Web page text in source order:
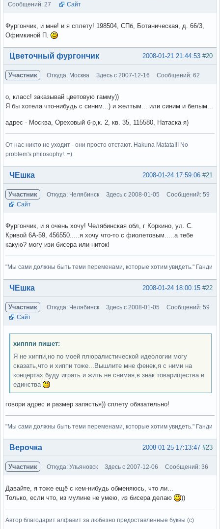
Сообщений: 27
Сайт
Фургончик, и мне! и я сплету! 198504, СПб, Ботаническая, д. 66/3,
Офимкиной П.
Вне форума #20
2008-01-21 21:44:53
Цветочный фургончик
Участник Откуда: Москва Здесь с 2007-12-16 Сообщений: 62
о, класс! заказывай цветовую гамму))
Я бы хотела что-нибудь с синим...) и желтым... или синим и белым...
адрес - Москва, Ореховый б-р,к. 2, кв. 35, 115580, Натаска я)
От нас никто не уходит - они просто отстают. Hakuna Matata!!! No
problem's philosophy!..=)
Вне форума #21
2008-01-24 17:59:06
ЧЕшка
Участник Откуда: Челябинск Здесь с 2008-01-05
Сообщений: 59
Сайт
Фургончик, и я очень хочу! Челябинская обл, г Коркино, ул. С.
Кривой 6А-59, 456550.....я хочу что-то с фиолетовым.....а тебе
какую? могу изи бисера или ниток!
"Мы сами должны быть теми переменами, которые хотим увидеть." Ганди
Вне форума #22
2008-01-24 18:00:15
ЧЕшка
Участник Откуда: Челябинск Здесь с 2008-01-05
Сообщений: 59
Сайт
хипппи пишет:
Я не хиппи,но по моей плюралистической идеологии могу
сказать,что и хиппи тоже...Вышлите мне фенек,я с ними на
концертах буду играть и жить не снимая,в знак товарищества и
единства
говори адрес и размер запястья)) сплету обязательно!
"Мы сами должны быть теми переменами, которые хотим увидеть." Ганди
Вне форума #23
2008-01-25 17:13:47
Верочка
Участник Откуда: Ульяновск Здесь с 2007-12-06 Сообщений: 36
Давайте, я тоже ещё с кем-нибудь обменяюсь, что ли...
Только, если что, из мулине не умею, из бисера делаю
))
Автор благодарит алфавит за любезно предоставленные буквы (с)